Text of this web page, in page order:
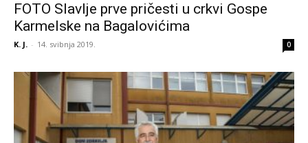
FOTO Slavlje prve pričesti u crkvi Gospe
Karmelske na Bagalovićima
K. J. - 14. svibnja 2019. 0